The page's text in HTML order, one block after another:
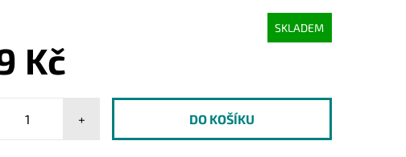
SKLADEM
Kč
+